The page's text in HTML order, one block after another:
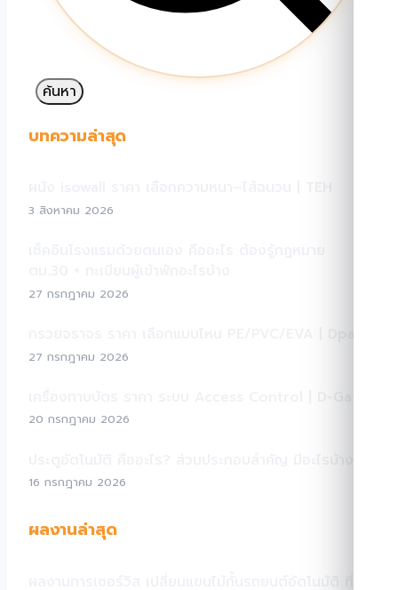
ค้นหา
บทความล่าสุด
3 สิงหาคม 2026
27 กรกฎาคม 2026
27 กรกฎาคม 2026
20 กรกฎาคม 2026
16 กรกฎาคม 2026
ผลงานล่าสุด